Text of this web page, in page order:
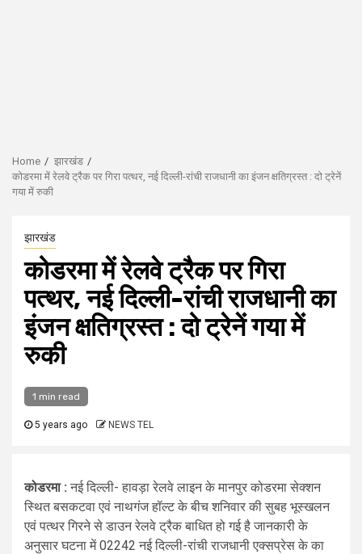
Home
झारखंड
कोडरमा में रेलवे ट्रैक पर गिरा पत्थर, नई दिल्ली-रांची राजधानी का इंजन क्षतिग्रस्त : दो ट्रेनें
गया में रुकी
झारखंड
कोडरमा में रेलवे ट्रैक पर गिरा
पत्थर, नई दिल्ली-रांची राजधानी का
इंजन क्षतिग्रस्त : दो ट्रेनें गया में
रुकी
1 min read
5 years ago NEWS TEL
कोडरमा : नई दिल्ली- हावड़ा रेलवे लाइन के मानपुर कोडरमा सेक्शन
स्थित बसकटवा एवं नाथगंज हॉल्ट के बीच शनिवार की सुबह भूस्खलन
एवं पत्थर गिरने से डाउन रेलवे ट्रैक बाधित हो गई है जानकारी के
अनुसार घटना में 02242 नई दिल्ली-रांची राजधानी एक्सप्रेस के का